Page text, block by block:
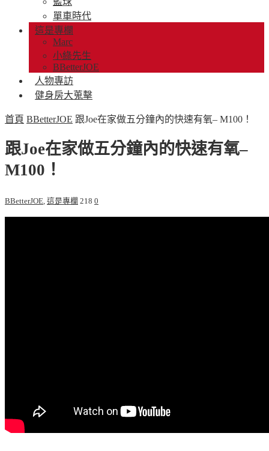
單車時代
這是專欄
Marc
小綠先生
BBetterJOE
人物專訪
健身房大蒐擊
首頁 BBetterJOE 跟Joe在家做五分鐘內的快速有氧– M100！
跟Joe在家做五分鐘內的快速有氧–
M100！
BBetterJOE 這是專欄 218 0